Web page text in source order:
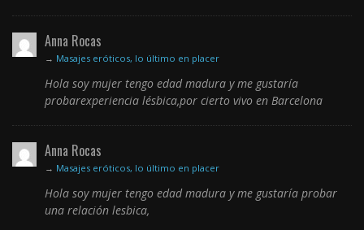
Anna Rocas
→ Masajes eróticos, lo último en placer
Hola soy mujer tengo edad madura y me gustaría
probarexperiencia lésbica,por cierto vivo en Barcelona
Anna Rocas
→ Masajes eróticos, lo último en placer
Hola soy mujer tengo edad madura y me gustaría probar
una relación lesbica,